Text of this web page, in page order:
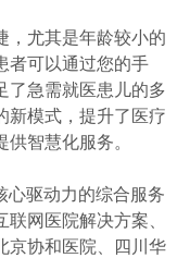
尤其是年龄较小的
者可以通过您的手
了急需就医患儿的多
新模式，提升了医疗
智慧化服务。
驱动力的综合服务
网医院解决方案、
京协和医院、四川华